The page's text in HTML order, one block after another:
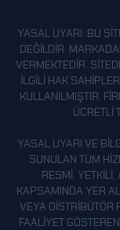
KOYUNÖREN
KOCADERE
KUŞLUK
OĞLUDERE
ÖZEN
SADAK
SALÖR
SARIŞEYH
YASAL UYARI: BU
DEĞILDIR.
VERMEKTEDIR.
ILGILI HAK
KULLANILMIŞTIR.
ÜCRETLI
YASAL UYARI VE
SUNULAN TÜM
RESMI,
KAPSAMINDA YER
VEYA DISTRIBÜTÖR
FAALIYET